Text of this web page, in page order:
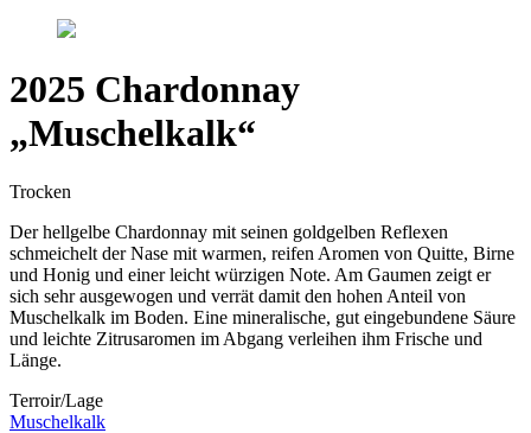
2025 Chardonnay
„Muschelkalk“
Trocken
Der hellgelbe Chardonnay mit seinen goldgelben Reflexen
schmeichelt der Nase mit warmen, reifen Aromen von Quitte, Birne
und Honig und einer leicht würzigen Note. Am Gaumen zeigt er
sich sehr ausgewogen und verrät damit den hohen Anteil von
Muschelkalk im Boden. Eine mineralische, gut eingebundene Säure
und leichte Zitrusaromen im Abgang verleihen ihm Frische und
Länge.
Terroir/Lage
Muschelkalk